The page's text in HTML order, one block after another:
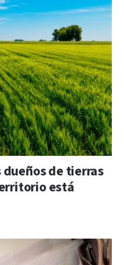
dueños de tierras
está